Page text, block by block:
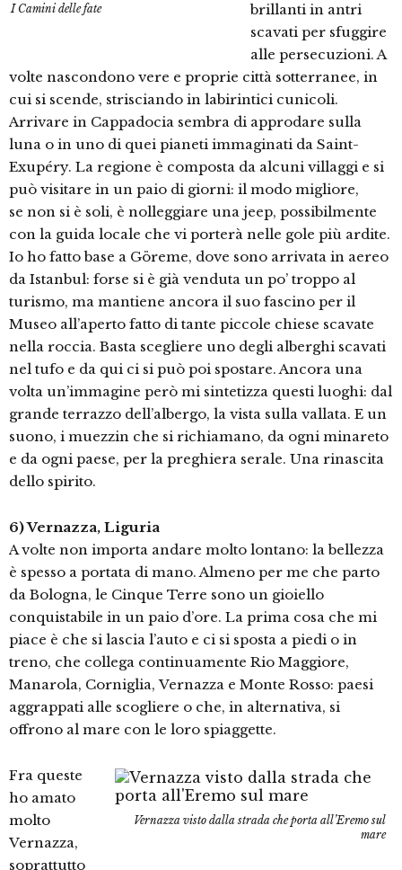
I Camini delle fate
brillanti in antri
scavati per sfuggire
alle persecuzioni. A
volte nascondono vere e proprie città sotterranee, in
cui si scende, strisciando in labirintici cunicoli.
Arrivare in Cappadocia sembra di approdare sulla
luna o in uno di quei pianeti immaginati da Saint-
Exupéry. La regione è composta da alcuni villaggi e si
può visitare in un paio di giorni: il modo migliore,
se non si è soli, è nolleggiare una jeep, possibilmente
con la guida locale che vi porterà nelle gole più ardite.
Io ho fatto base a Göreme, dove sono arrivata in aereo
da Istanbul: forse si è già venduta un po’ troppo al
turismo, ma mantiene ancora il suo fascino per il
Museo all’aperto fatto di tante piccole chiese scavate
nella roccia. Basta scegliere uno degli alberghi scavati
nel tufo e da qui ci si può poi spostare. Ancora una
volta un’immagine però mi sintetizza questi luoghi: dal
grande terrazzo dell’albergo, la vista sulla vallata. E un
suono, i muezzin che si richiamano, da ogni minareto
e da ogni paese, per la preghiera serale. Una rinascita
dello spirito.
6) Vernazza, Liguria
A volte non importa andare molto lontano: la bellezza
è spesso a portata di mano. Almeno per me che parto
da Bologna, le Cinque Terre sono un gioiello
conquistabile in un paio d’ore. La prima cosa che mi
piace è che si lascia l’auto e ci si sposta a piedi o in
treno, che collega continuamente Rio Maggiore,
Manarola, Corniglia, Vernazza e Monte Rosso: paesi
aggrappati alle scogliere o che, in alternativa, si
offrono al mare con le loro spiaggette.
Vernazza visto dalla strada che porta all’Eremo sul
mare
Fra queste
ho amato
molto
Vernazza,
soprattutto